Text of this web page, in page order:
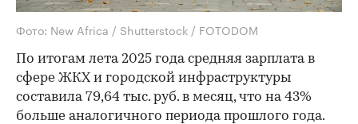
Фото: New Africa / Shutterstock / FOTODOM
По итогам лета 2025 года средняя зарплата в
сфере ЖКХ и городской инфраструктуры
составила 79,64 тыс. руб. в месяц, что на 43%
больше аналогичного периода прошлого года.